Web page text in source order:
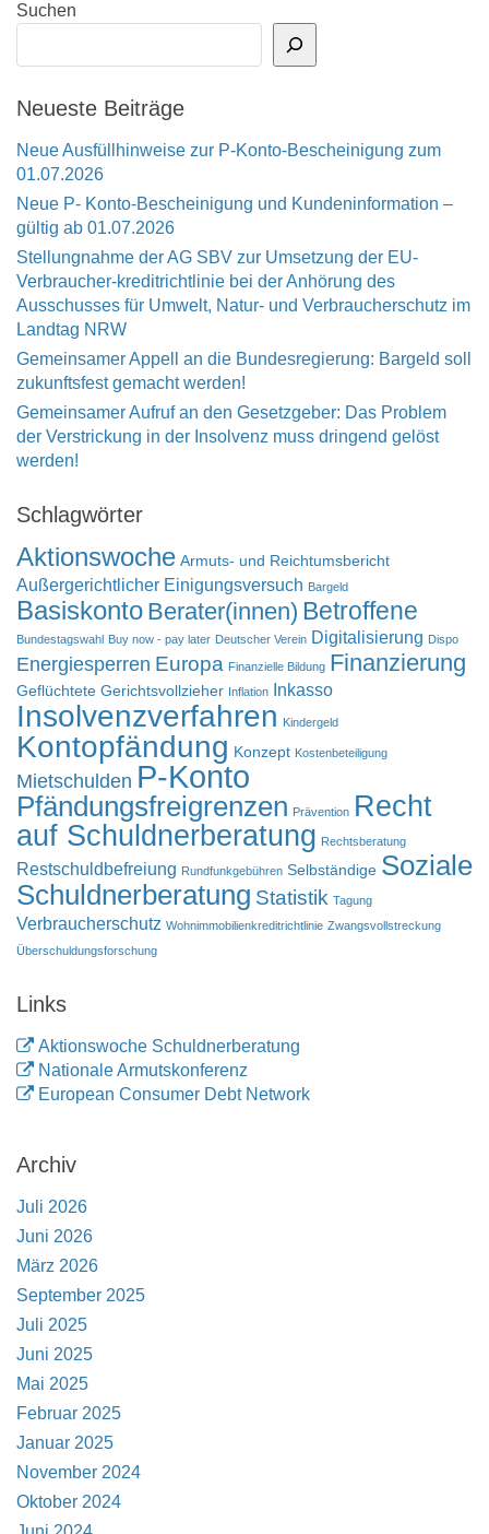
Suchen
Neueste Beiträge
Neue Ausfüllhinweise zur P-Konto-Bescheinigung zum
01.07.2026
Neue P- Konto-Bescheinigung und Kundeninformation –
gültig ab 01.07.2026
Stellungnahme der AG SBV zur Umsetzung der EU-
Verbraucher-kreditrichtlinie bei der Anhörung des
Ausschusses für Umwelt, Natur- und Verbraucherschutz im
Landtag NRW
Gemeinsamer Appell an die Bundesregierung: Bargeld soll
zukunftsfest gemacht werden!
Gemeinsamer Aufruf an den Gesetzgeber: Das Problem
der Verstrickung in der Insolvenz muss dringend gelöst
werden!
Schlagwörter
Aktionswoche Armuts- und Reichtumsbericht
Außergerichtlicher Einigungsversuch Bargeld
Basiskonto Berater(innen) Betroffene
Bundestagswahl Buy now - pay later Deutscher Verein Digitalisierung Dispo
Energiesperren Europa Finanzielle Bildung Finanzierung
Geflüchtete Gerichtsvollzieher Inflation Inkasso
Insolvenzverfahren Kindergeld
Kontopfändung Konzept Kostenbeteiligung
Mietschulden P-Konto
Pfändungsfreigrenzen Prävention Recht
auf Schuldnerberatung Rechtsberatung
Restschuldbefreiung Rundfunkgebühren Selbständige Soziale
Schuldnerberatung Statistik Tagung
Verbraucherschutz Wohnimmobilienkreditrichtlinie Zwangsvollstreckung
Überschuldungsforschung
Links
Aktionswoche Schuldnerberatung
Nationale Armutskonferenz
European Consumer Debt Network
Archiv
Juli 2026
Juni 2026
März 2026
September 2025
Juli 2025
Juni 2025
Mai 2025
Februar 2025
Januar 2025
November 2024
Oktober 2024